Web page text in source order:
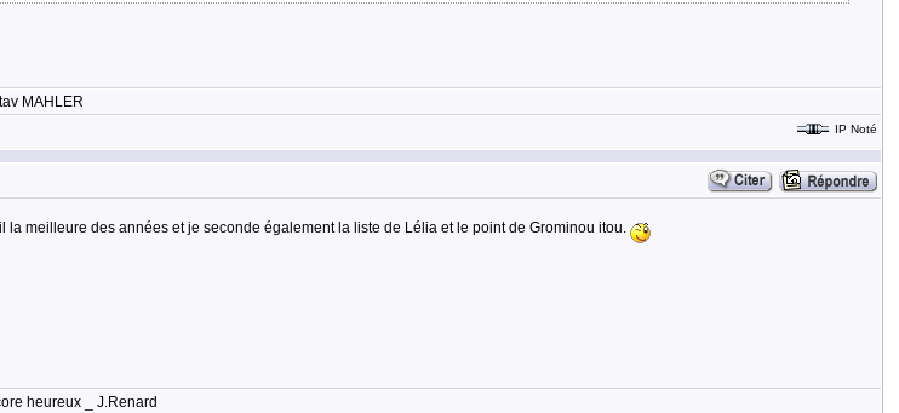
MAHLER
IP Noté
meilleure des années et je seconde également la liste de Lélia et le point de Grominou itou.
heureux _ J.Renard